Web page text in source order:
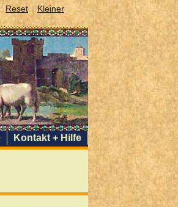
Reset Kleiner
Kontakt + Hilfe